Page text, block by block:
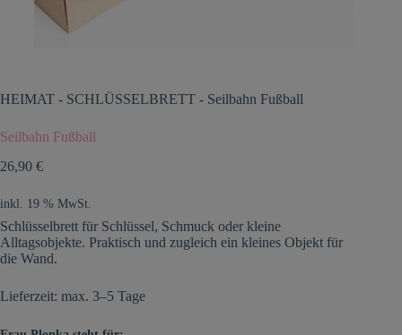
HEIMAT - SCHLÜSSELBRETT - Seilbahn Fußball
Seilbahn Fußball
26,90 €
inkl. 19 % MwSt.
Schlüsselbrett für Schlüssel, Schmuck oder kleine
Alltagsobjekte. Praktisch und zugleich ein kleines Objekt für
die Wand.
Lieferzeit: max. 3–5 Tage